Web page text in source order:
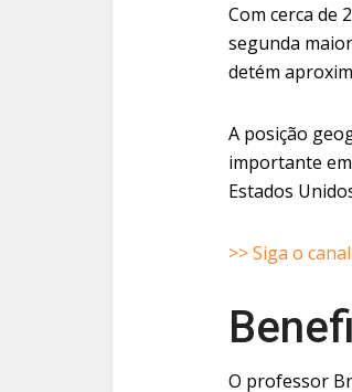
Com cerca de
segunda
detém
A posição
importante
Estados
>> Siga o
O professor